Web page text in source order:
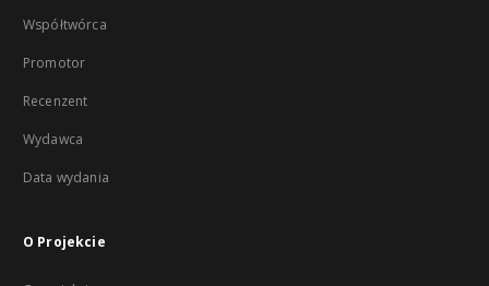
Współtwórca
Promotor
Recenzent
Wydawca
Data wydania
O Projekcie